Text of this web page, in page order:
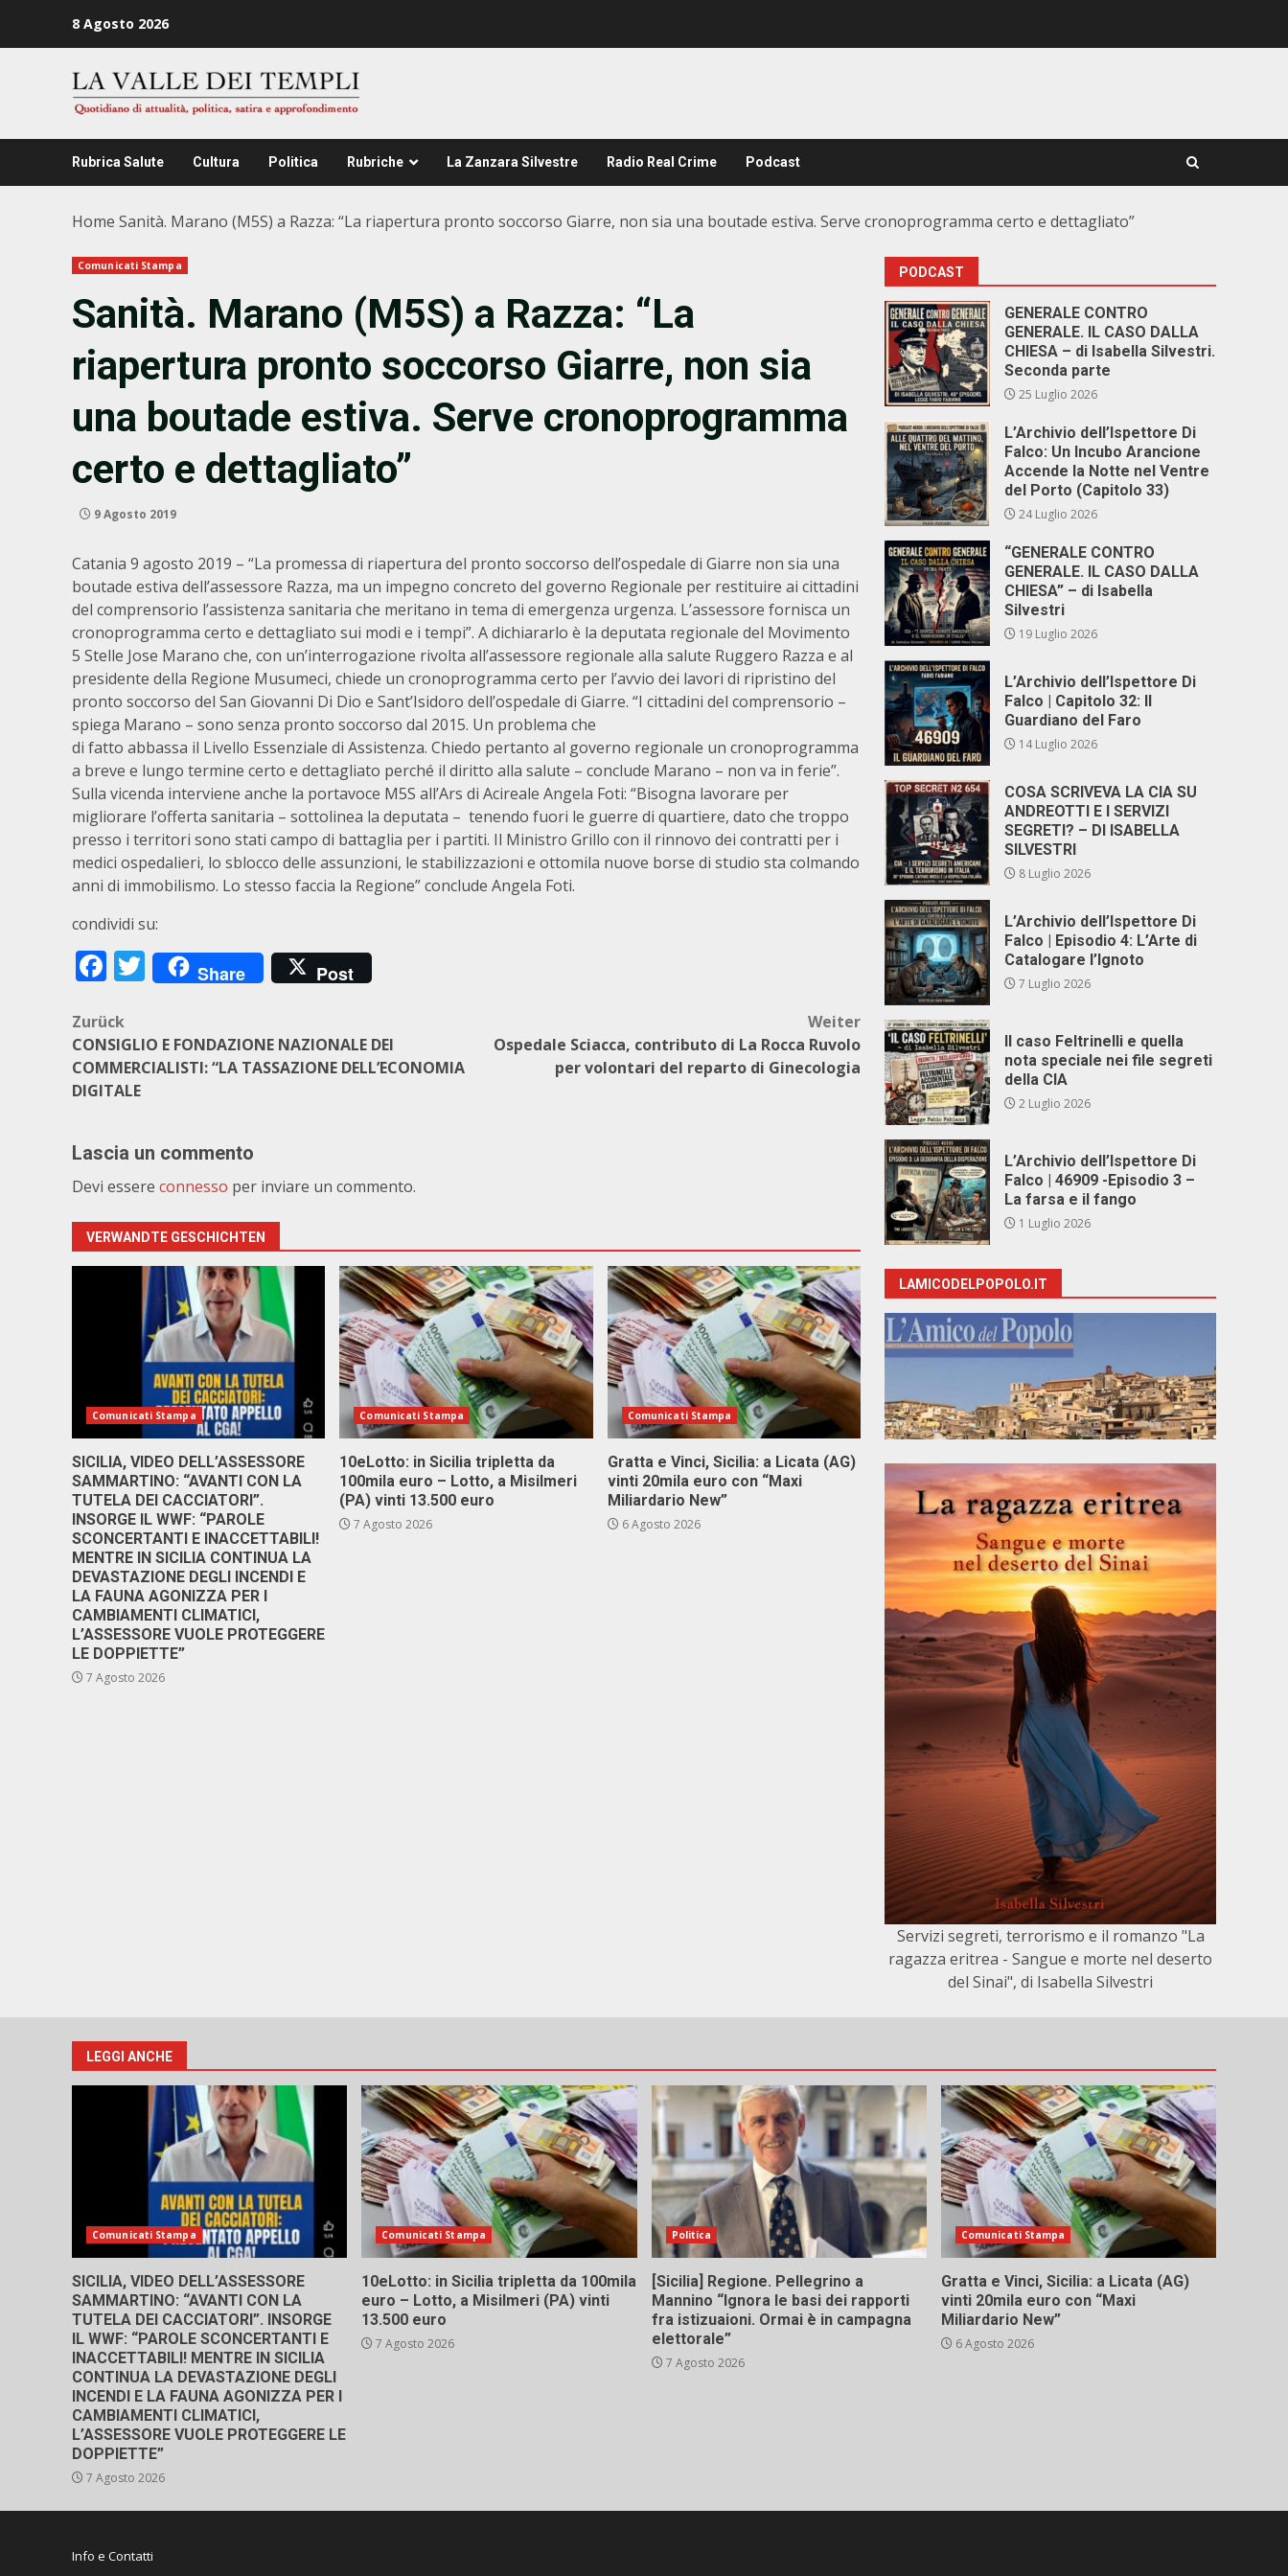
8 Agosto 2026
Rubrica Salute Cultura Politica Rubriche La Zanzara Silvestre Radio Real Crime Podcast
Home Sanità. Marano (M5S) a Razza: “La riapertura pronto soccorso Giarre, non sia una boutade estiva. Serve cronoprogramma certo e dettagliato”
Comunicati Stampa
Sanità. Marano (M5S) a Razza: “La
riapertura pronto soccorso Giarre, non sia
una boutade estiva. Serve cronoprogramma
certo e dettagliato”
9 Agosto 2019
Catania 9 agosto 2019 – “La promessa di riapertura del pronto soccorso dell’ospedale di Giarre non sia una
boutade estiva dell’assessore Razza, ma un impegno concreto del governo Regionale per restituire ai cittadini
del comprensorio l’assistenza sanitaria che meritano in tema di emergenza urgenza. L’assessore fornisca un
cronoprogramma certo e dettagliato sui modi e i tempi”. A dichiararlo è la deputata regionale del Movimento
5 Stelle Jose Marano che, con un’interrogazione rivolta all’assessore regionale alla salute Ruggero Razza e al
presidente della Regione Musumeci, chiede un cronoprogramma certo per l’avvio dei lavori di ripristino del
pronto soccorso del San Giovanni Di Dio e Sant’Isidoro dell’ospedale di Giarre. “I cittadini del comprensorio –
spiega Marano – sono senza pronto soccorso dal 2015. Un problema che
di fatto abbassa il Livello Essenziale di Assistenza. Chiedo pertanto al governo regionale un cronoprogramma
a breve e lungo termine certo e dettagliato perché il diritto alla salute – conclude Marano – non va in ferie”.
Sulla vicenda interviene anche la portavoce M5S all’Ars di Acireale Angela Foti: “Bisogna lavorare per
migliorare l’offerta sanitaria – sottolinea la deputata – tenendo fuori le guerre di quartiere, dato che troppo
presso i territori sono stati campo di battaglia per i partiti. Il Ministro Grillo con il rinnovo dei contratti per i
medici ospedalieri, lo sblocco delle assunzioni, le stabilizzazioni e ottomila nuove borse di studio sta colmando
anni di immobilismo. Lo stesso faccia la Regione” conclude Angela Foti.
condividi su:
Facebook
Twitter
Share Post
Beitragsnavigation
Zurück
CONSIGLIO E FONDAZIONE NAZIONALE DEI
COMMERCIALISTI: “LA TASSAZIONE DELL’ECONOMIA
DIGITALE
Weiter
Ospedale Sciacca, contributo di La Rocca Ruvolo
per volontari del reparto di Ginecologia
Lascia un commento
Devi essere connesso per inviare un commento.
VERWANDTE GESCHICHTEN
Comunicati Stampa
SICILIA, VIDEO DELL’ASSESSORE
SAMMARTINO: “AVANTI CON LA
TUTELA DEI CACCIATORI”.
INSORGE IL WWF: “PAROLE
SCONCERTANTI E INACCETTABILI!
MENTRE IN SICILIA CONTINUA LA
DEVASTAZIONE DEGLI INCENDI E
LA FAUNA AGONIZZA PER I
CAMBIAMENTI CLIMATICI,
L’ASSESSORE VUOLE PROTEGGERE
LE DOPPIETTE”
7 Agosto 2026
Comunicati Stampa
10eLotto: in Sicilia tripletta da
100mila euro – Lotto, a Misilmeri
(PA) vinti 13.500 euro
7 Agosto 2026
Comunicati Stampa
Gratta e Vinci, Sicilia: a Licata (AG)
vinti 20mila euro con “Maxi
Miliardario New”
6 Agosto 2026
PODCAST
GENERALE CONTRO
GENERALE. IL CASO DALLA
CHIESA – di Isabella Silvestri.
Seconda parte
25 Luglio 2026
L’Archivio dell’Ispettore Di
Falco: Un Incubo Arancione
Accende la Notte nel Ventre
del Porto (Capitolo 33)
24 Luglio 2026
“GENERALE CONTRO
GENERALE. IL CASO DALLA
CHIESA” – di Isabella
Silvestri
19 Luglio 2026
L’Archivio dell’Ispettore Di
Falco | Capitolo 32: Il
Guardiano del Faro
14 Luglio 2026
COSA SCRIVEVA LA CIA SU
ANDREOTTI E I SERVIZI
SEGRETI? – DI ISABELLA
SILVESTRI
8 Luglio 2026
L’Archivio dell’Ispettore Di
Falco | Episodio 4: L’Arte di
Catalogare l’Ignoto
7 Luglio 2026
Il caso Feltrinelli e quella
nota speciale nei file segreti
della CIA
2 Luglio 2026
L’Archivio dell’Ispettore Di
Falco | 46909 -Episodio 3 –
La farsa e il fango
1 Luglio 2026
LAMICODELPOPOLO.IT
Servizi segreti, terrorismo e il romanzo "La
ragazza eritrea - Sangue e morte nel deserto
del Sinai", di Isabella Silvestri
LEGGI ANCHE
Comunicati Stampa
SICILIA, VIDEO DELL’ASSESSORE
SAMMARTINO: “AVANTI CON LA
TUTELA DEI CACCIATORI”. INSORGE
IL WWF: “PAROLE SCONCERTANTI E
INACCETTABILI! MENTRE IN SICILIA
CONTINUA LA DEVASTAZIONE DEGLI
INCENDI E LA FAUNA AGONIZZA PER I
CAMBIAMENTI CLIMATICI,
L’ASSESSORE VUOLE PROTEGGERE LE
DOPPIETTE”
7 Agosto 2026
Comunicati Stampa
10eLotto: in Sicilia tripletta da 100mila
euro – Lotto, a Misilmeri (PA) vinti
13.500 euro
7 Agosto 2026
Politica
[Sicilia] Regione. Pellegrino a
Mannino “Ignora le basi dei rapporti
fra istizuaioni. Ormai è in campagna
elettorale”
7 Agosto 2026
Comunicati Stampa
Gratta e Vinci, Sicilia: a Licata (AG)
vinti 20mila euro con “Maxi
Miliardario New”
6 Agosto 2026
Info e Contatti